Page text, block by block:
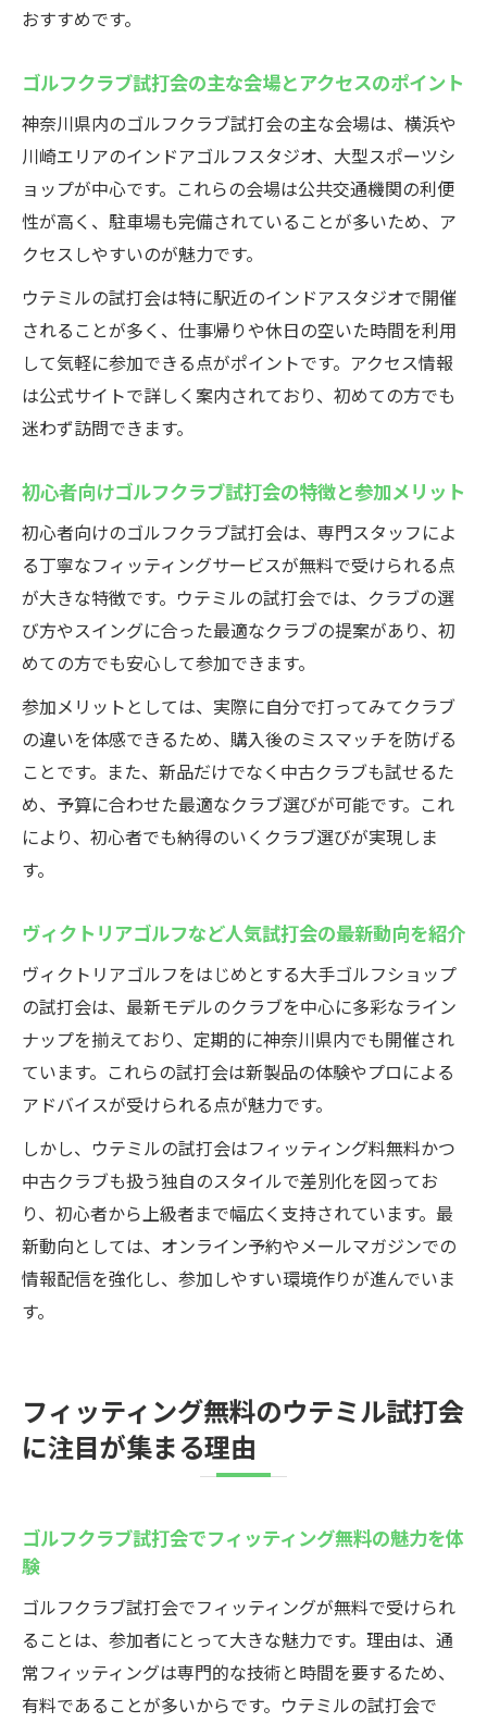
用術
進め方
ゴルフクラブ試打会の最新イベント情報を
活用する手順
ウテミル試打会の賢い予約方法と参加ポイ
ント紹介
イベント情報比較で自分に合うゴルフクラ
ブ試打会選び
ゴルフクラブ試打会は事前チェックが成功
のカギ
参加しやすいゴルフクラブ試打会情報の見
極め方
ゴルフクラブ試打会で納得のいくクラブ選
びを実現
フィッティング無料で自分に最適なクラブ
を探す秘訣
プロの目線でゴルフクラブ試打会を最大限
活用する方法
試打会体験で分かるクラブの違いと選び方
のポイント
ゴルフクラブ試打会とフィッティングの効
果的な活かし方
最新フィッティング会を活用してミスのない選
ゴルフクラブ試打会活用で間違いないクラ
フィッティング無料イベントの信頼できる
情報収集術
ゴルフクラブ試打会参加前に知るべき注意
点とコツ
ウテミル試打会でミスのないクラブ選びを
叶える方法
最新のゴルフクラブ試打会で後悔しない選
択をサポート
おすすめです。
ゴルフクラブ試打会の主な会場とアクセスのポイント
神奈川県内のゴルフクラブ試打会の主な会場は、横浜や
川崎エリアのインドアゴルフスタジオ、大型スポーツシ
ョップが中心です。これらの会場は公共交通機関の利便
性が高く、駐車場も完備されていることが多いため、ア
クセスしやすいのが魅力です。
ウテミルの試打会は特に駅近のインドアスタジオで開催
されることが多く、仕事帰りや休日の空いた時間を利用
して気軽に参加できる点がポイントです。アクセス情報
は公式サイトで詳しく案内されており、初めての方でも
迷わず訪問できます。
初心者向けゴルフクラブ試打会の特徴と参加メリット
初心者向けのゴルフクラブ試打会は、専門スタッフによ
る丁寧なフィッティングサービスが無料で受けられる点
が大きな特徴です。ウテミルの試打会では、クラブの選
び方やスイングに合った最適なクラブの提案があり、初
めての方でも安心して参加できます。
参加メリットとしては、実際に自分で打ってみてクラブ
の違いを体感できるため、購入後のミスマッチを防げる
ことです。また、新品だけでなく中古クラブも試せるた
め、予算に合わせた最適なクラブ選びが可能です。これ
により、初心者でも納得のいくクラブ選びが実現しま
す。
ヴィクトリアゴルフなど人気試打会の最新動向を紹介
ヴィクトリアゴルフをはじめとする大手ゴルフショップ
の試打会は、最新モデルのクラブを中心に多彩なライン
ナップを揃えており、定期的に神奈川県内でも開催され
ています。これらの試打会は新製品の体験やプロによる
アドバイスが受けられる点が魅力です。
しかし、ウテミルの試打会はフィッティング料無料かつ
中古クラブも扱う独自のスタイルで差別化を図ってお
り、初心者から上級者まで幅広く支持されています。最
新動向としては、オンライン予約やメールマガジンでの
情報配信を強化し、参加しやすい環境作りが進んでいま
す。
フィッティング無料のウテミル試打会
に注目が集まる理由
ゴルフクラブ試打会でフィッティング無料の魅力を体
験
ゴルフクラブ試打会でフィッティングが無料で受けられ
ることは、参加者にとって大きな魅力です。理由は、通
常フィッティングは専門的な技術と時間を要するため、
有料であることが多いからです。ウテミルの試打会で